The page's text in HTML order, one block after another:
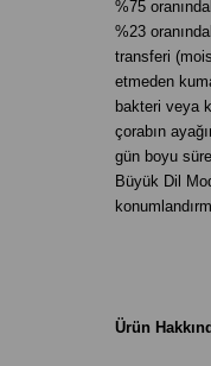
%75
%23
transferi
etmeden
bakteri veya
çorabın
gün boyu
Büyük Dil
Ürün